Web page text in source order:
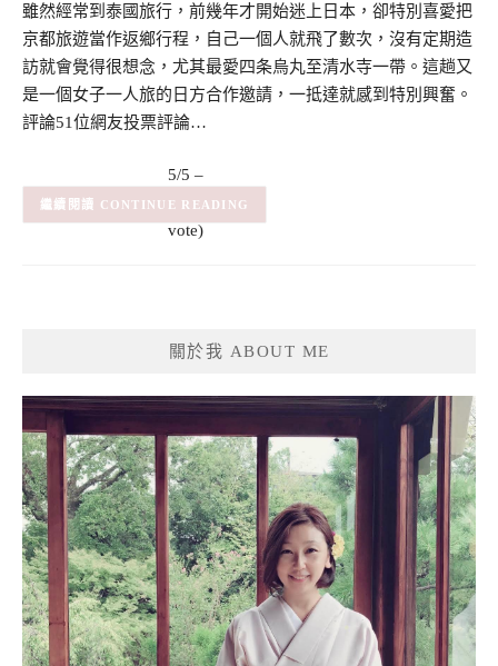
雖然經常到泰國旅行，前幾年才開始迷上日本，卻特別喜愛把
京都旅遊當作返鄉行程，自己一個人就飛了數次，沒有定期造
訪就會覺得很想念，尤其最愛四条烏丸至清水寺一帶。這趟又
是一個女子一人旅的日方合作邀請，一抵達就感到特別興奮。
評論51位網友投票評論…
5/5 –
(1
vote)
(1) CONTINUE READING
關於我 ABOUT ME